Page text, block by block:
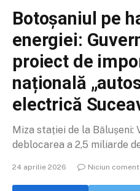
Botoșaniul pe
energiei:
proiect de
națională
electrică
Miza stației de la
deblocarea a 2,5 miliarde
24 aprilie 2026 Niciun